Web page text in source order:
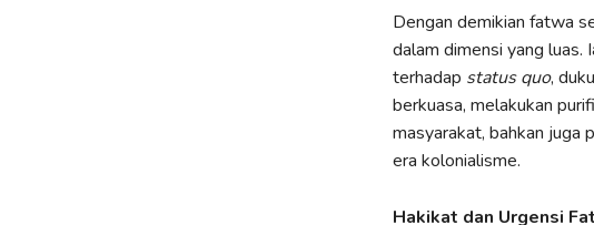
Dengan demikian fatwa
dalam dimensi yang luas.
terhadap status quo,
berkuasa, melakukan
masyarakat, bahkan juga
era kolonialisme.
Hakikat dan Urgensi